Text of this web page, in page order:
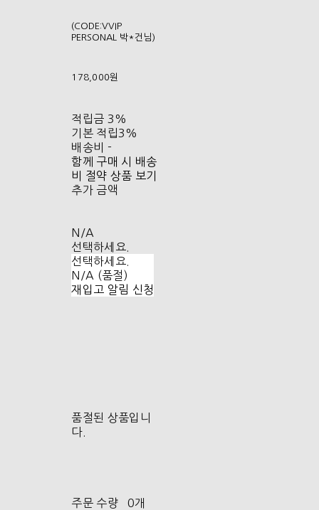
(CODE:VVIP
PERSONAL 박*건님)
178,000원
적립금 3%
기본 적립3%
배송비 -
함께 구매 시 배송
비 절약 상품 보기
추가 금액
N/A
선택하세요.
선택하세요.
N/A (품절)
재입고 알림 신청
품절된 상품입니
다.
주문 수량
0개